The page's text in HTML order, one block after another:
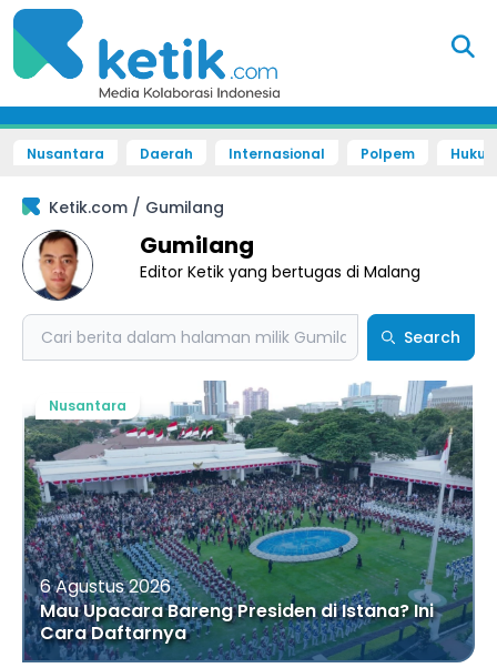
Nusantara Daerah Internasional Polpem
Ketik.com / Gumilang
Gumilang
Editor Ketik yang bertugas di Malang
Search Search
6 Agustus 2026
Mau Upacara Bareng Presiden di Istana? Ini
Cara Daftarnya
Nusantara